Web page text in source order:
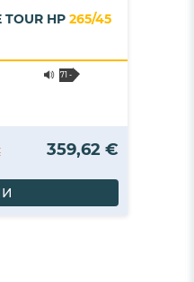
TOUR HP 265/45
71 -
359,62 €